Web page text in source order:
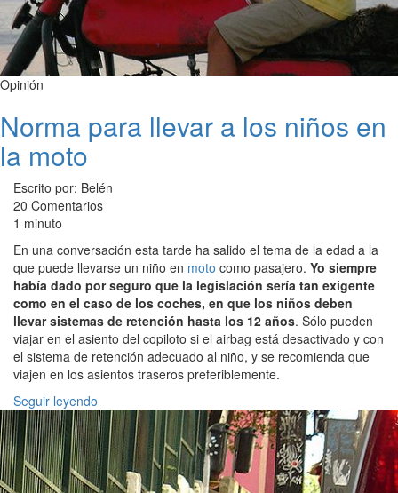
Opinión
Norma para llevar a los niños en
la moto
Escrito por: Belén
20 Comentarios
1 minuto
En una conversación esta tarde ha salido el tema de la edad a la
que puede llevarse un niño en moto como pasajero. Yo siempre
había dado por seguro que la legislación sería tan exigente
como en el caso de los coches, en que los niños deben
llevar sistemas de retención hasta los 12 años. Sólo pueden
viajar en el asiento del copiloto si el airbag está desactivado y con
el sistema de retención adecuado al niño, y se recomienda que
viajen en los asientos traseros preferiblemente.
Seguir leyendo